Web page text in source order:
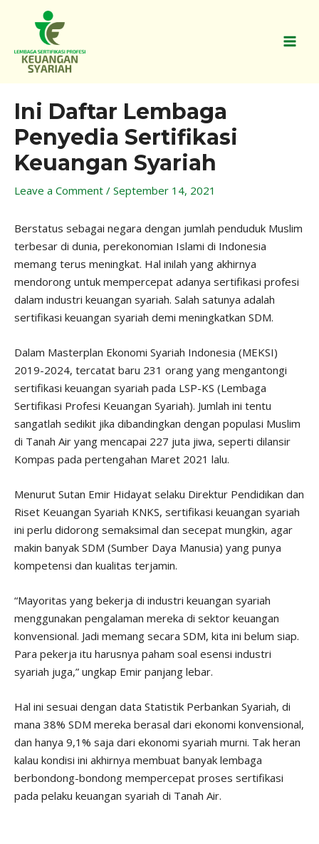
Ini Daftar Lembaga
Penyedia Sertifikasi
Keuangan Syariah
Leave a Comment / September 14, 2021
Berstatus sebagai negara dengan jumlah penduduk Muslim
terbesar di dunia, perekonomian Islami di Indonesia
memang terus meningkat. Hal inilah yang akhirnya
mendorong untuk mempercepat adanya sertifikasi profesi
dalam industri keuangan syariah. Salah satunya adalah
sertifikasi keuangan syariah demi meningkatkan SDM.
Dalam Masterplan Ekonomi Syariah Indonesia (MEKSI)
2019-2024, tercatat baru 231 orang yang mengantongi
sertifikasi keuangan syariah pada LSP-KS (Lembaga
Sertifikasi Profesi Keuangan Syariah). Jumlah ini tentu
sangatlah sedikit jika dibandingkan dengan populasi Muslim
di Tanah Air yang mencapai 227 juta jiwa, seperti dilansir
Kompas pada pertengahan Maret 2021 lalu.
Menurut Sutan Emir Hidayat selaku Direktur Pendidikan dan
Riset Keuangan Syariah KNKS, sertifikasi keuangan syariah
ini perlu didorong semaksimal dan secepat mungkin, agar
makin banyak SDM (Sumber Daya Manusia) yang punya
kompetensi dan kualitas terjamin.
“Mayoritas yang bekerja di industri keuangan syariah
menggunakan pengalaman mereka di sektor keuangan
konvensional. Jadi memang secara SDM, kita ini belum siap.
Para pekerja itu harusnya paham soal esensi industri
syariah juga,” ungkap Emir panjang lebar.
Hal ini sesuai dengan data Statistik Perbankan Syariah, di
mana 38% SDM mereka berasal dari ekonomi konvensional,
dan hanya 9,1% saja dari ekonomi syariah murni. Tak heran
kalau kondisi ini akhirnya membuat banyak lembaga
berbondong-bondong mempercepat proses sertifikasi
pada pelaku keuangan syariah di Tanah Air.
navigation